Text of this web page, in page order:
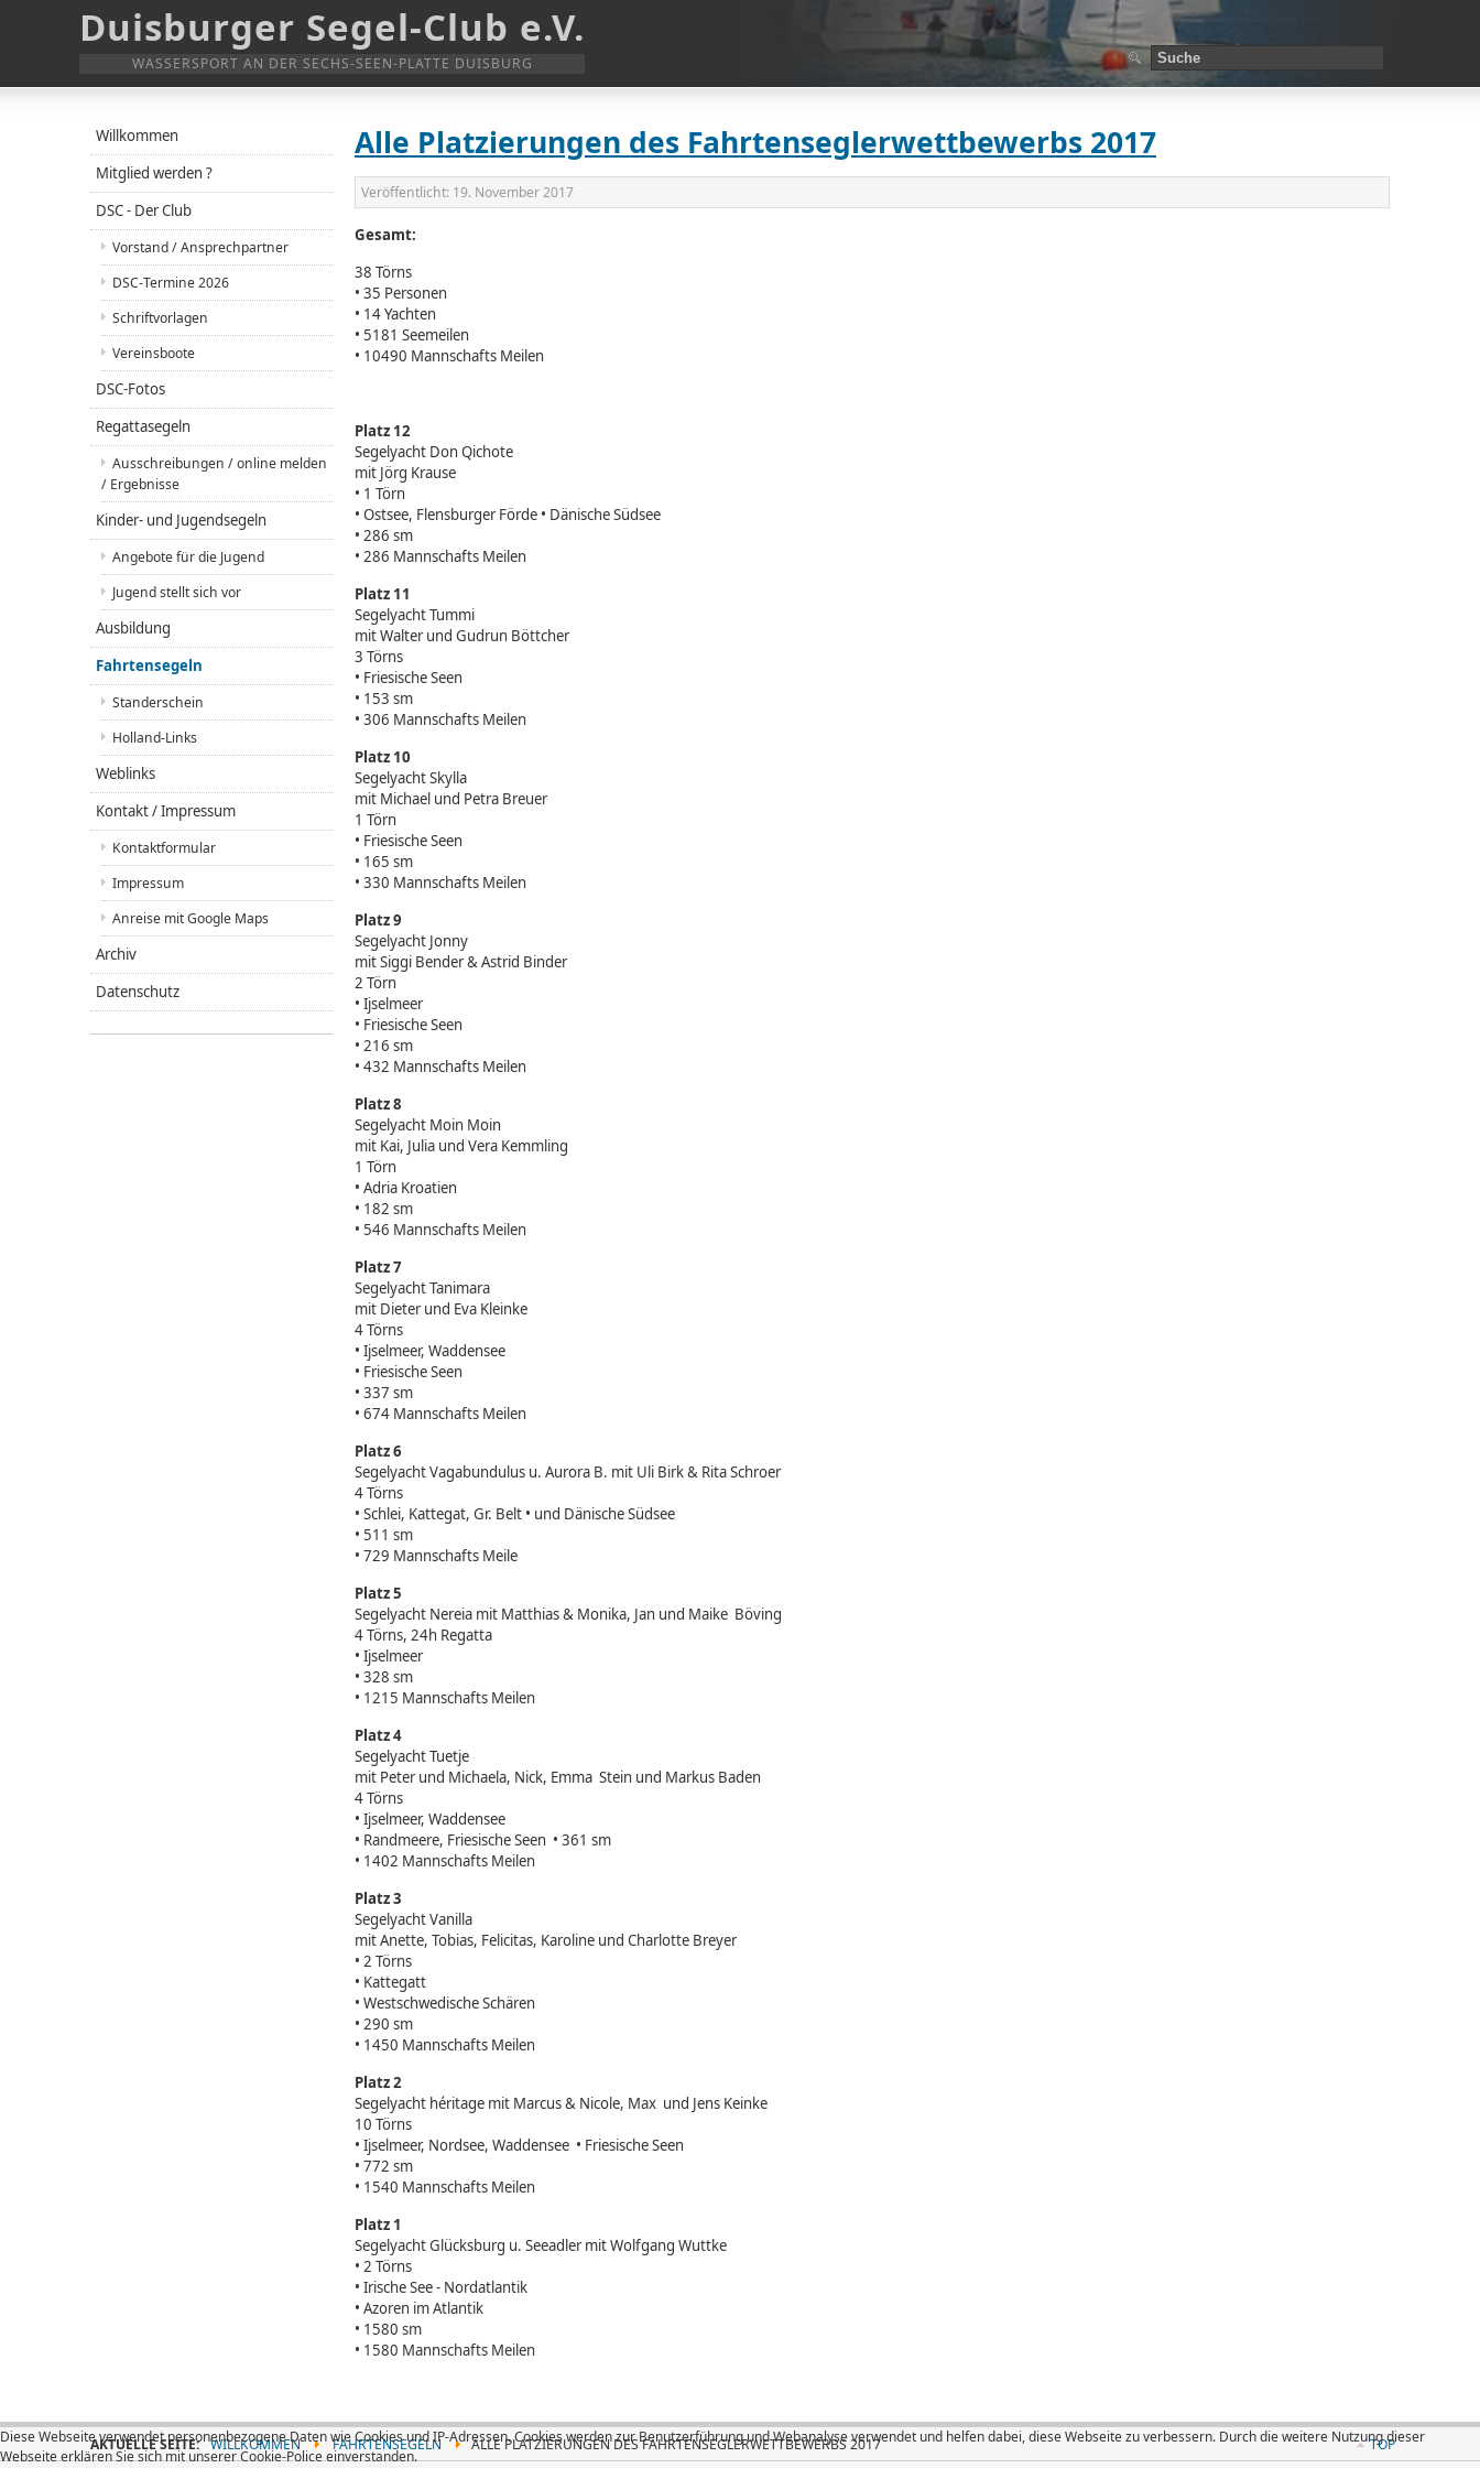
Duisburger Segel-Club e.V.
WASSERSPORT AN DER SECHS-SEEN-PLATTE DUISBURG
Alle Platzierungen des Fahrtenseglerwettbewerbs 2017
Veröffentlicht: 19. November 2017
Gesamt:
38 Törns
• 35 Personen
• 14 Yachten
• 5181 Seemeilen
• 10490 Mannschafts Meilen
Platz 12
Segelyacht Don Qichote
mit Jörg Krause
• 1 Törn
• Ostsee, Flensburger Förde • Dänische Südsee
• 286 sm
• 286 Mannschafts Meilen
Platz 11
Segelyacht Tummi
mit Walter und Gudrun Böttcher
3 Törns
• Friesische Seen
• 153 sm
• 306 Mannschafts Meilen
Platz 10
Segelyacht Skylla
mit Michael und Petra Breuer
1 Törn
• Friesische Seen
• 165 sm
• 330 Mannschafts Meilen
Platz 9
Segelyacht Jonny
mit Siggi Bender & Astrid Binder
2 Törn
• Ijselmeer
• Friesische Seen
• 216 sm
• 432 Mannschafts Meilen
Platz 8
Segelyacht Moin Moin
mit Kai, Julia und Vera Kemmling
1 Törn
• Adria Kroatien
• 182 sm
• 546 Mannschafts Meilen
Platz 7
Segelyacht Tanimara
mit Dieter und Eva Kleinke
4 Törns
• Ijselmeer, Waddensee
• Friesische Seen
• 337 sm
• 674 Mannschafts Meilen
Platz 6
Segelyacht Vagabundulus u. Aurora B. mit Uli Birk & Rita Schroer
4 Törns
• Schlei, Kattegat, Gr. Belt • und Dänische Südsee
• 511 sm
• 729 Mannschafts Meile
Platz 5
Segelyacht Nereia mit Matthias & Monika, Jan und Maike Böving
4 Törns, 24h Regatta
• Ijselmeer
• 328 sm
• 1215 Mannschafts Meilen
Platz 4
Segelyacht Tuetje
mit Peter und Michaela, Nick, Emma Stein und Markus Baden
4 Törns
• Ijselmeer, Waddensee
• Randmeere, Friesische Seen • 361 sm
• 1402 Mannschafts Meilen
Platz 3
Segelyacht Vanilla
mit Anette, Tobias, Felicitas, Karoline und Charlotte Breyer
• 2 Törns
• Kattegatt
• Westschwedische Schären
• 290 sm
• 1450 Mannschafts Meilen
Platz 2
Segelyacht héritage mit Marcus & Nicole, Max und Jens Keinke
10 Törns
• Ijselmeer, Nordsee, Waddensee • Friesische Seen
• 772 sm
• 1540 Mannschafts Meilen
Platz 1
Segelyacht Glücksburg u. Seeadler mit Wolfgang Wuttke
• 2 Törns
• Irische See - Nordatlantik
• Azoren im Atlantik
• 1580 sm
• 1580 Mannschafts Meilen
Willkommen
Mitglied werden ?
DSC - Der Club
Vorstand / Ansprechpartner
DSC-Termine 2026
Schriftvorlagen
Vereinsboote
DSC-Fotos
Regattasegeln
Ausschreibungen / online melden
/ Ergebnisse
Kinder- und Jugendsegeln
Angebote für die Jugend
Jugend stellt sich vor
Ausbildung
Fahrtensegeln
Standerschein
Holland-Links
Weblinks
Kontakt / Impressum
Kontaktformular
Impressum
Anreise mit Google Maps
Archiv
Datenschutz
AKTUELLE SEITE: WILLKOMMEN FAHRTENSEGELN ALLE PLATZIERUNGEN DES FAHRTENSEGLERWETTBEWERBS 2017 TOP
Diese Webseite verwendet personenbezogene Daten wie Cookies und IP-Adressen. Cookies werden zur Benutzerführung und Webanalyse verwendet und helfen dabei, diese Webseite zu verbessern. Durch die weitere Nutzung dieser
Webseite erklären Sie sich mit unserer Cookie-Police einverstanden.